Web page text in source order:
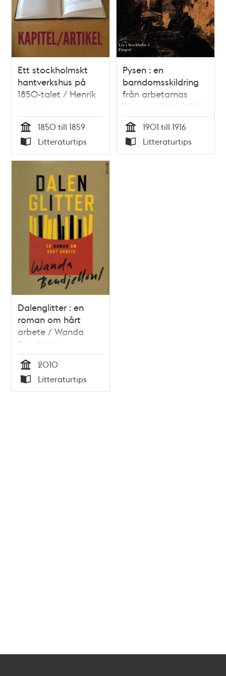
Ett stockholmskt
hantverkshus på
1850-talet / Henrik
Axelson
Tid
1850 till 1859
Typ
Litteraturtips
Pysen : en
barndomsskildring
från arbetarnas
Söder / Viktor Wallin
Tid
1901 till 1916
Typ
Litteraturtips
Dalenglitter : en
roman om hårt
arbete / Wanda
Bendjelloul
Tid
2010
Typ
Litteraturtips